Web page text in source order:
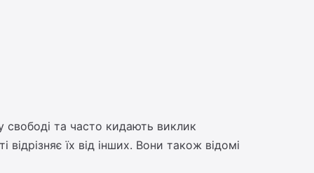
свободі та часто кидають виклик
їх від інших. Вони також відомі